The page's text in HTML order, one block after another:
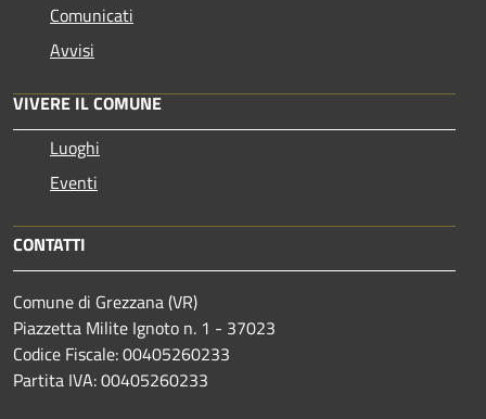
Comunicati
Avvisi
VIVERE IL COMUNE
Luoghi
Eventi
CONTATTI
Comune di Grezzana (VR)
Piazzetta Milite Ignoto n. 1 - 37023
Codice Fiscale: 00405260233
Partita IVA: 00405260233